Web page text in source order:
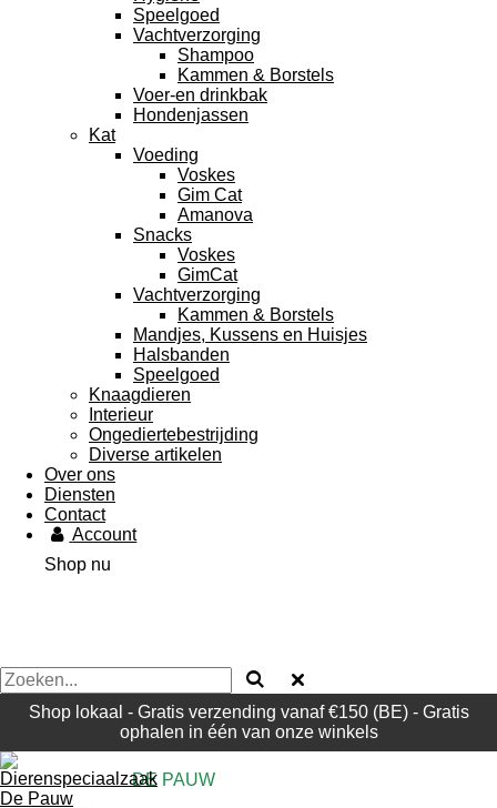
Speelgoed
Vachtverzorging
Shampoo
Kammen & Borstels
Voer-en drinkbak
Hondenjassen
Kat
Voeding
Voskes
Gim Cat
Amanova
Snacks
Voskes
GimCat
Vachtverzorging
Kammen & Borstels
Mandjes, Kussens en Huisjes
Halsbanden
Speelgoed
Knaagdieren
Interieur
Ongediertebestrijding
Diverse artikelen
Over ons
Diensten
Contact
Account
Shop nu
Shop lokaal - Gratis verzending vanaf €150 (BE) - Gratis
ophalen in één van onze winkels
DE PAUW